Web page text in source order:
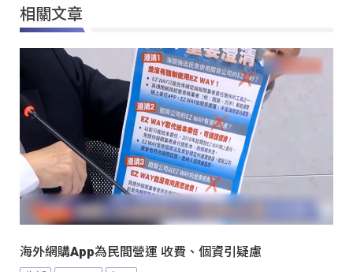
相關文章
海外網購App為民間營運 收費、個資引疑慮